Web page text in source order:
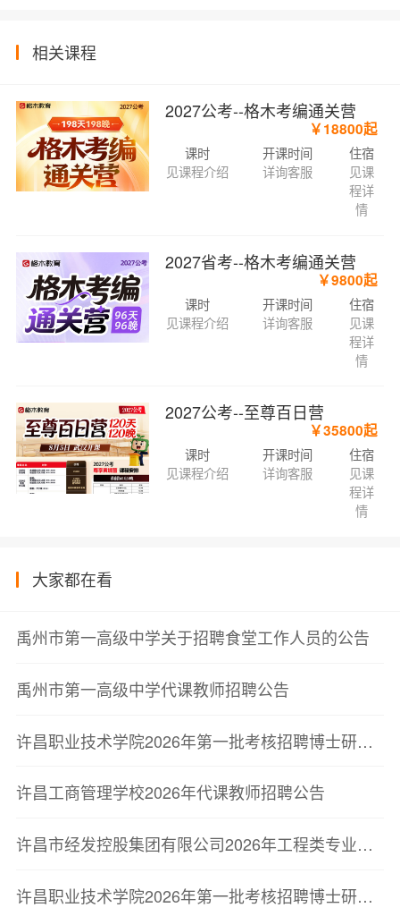
相关课程
2027公考--格木考编通关营
￥18800起
课时
见课程介绍
开课时间
详询客服
住宿
见课
程详
情
2027省考--格木考编通关营
￥9800起
课时
见课程介绍
开课时间
详询客服
住宿
见课
程详
情
2027公考--至尊百日营
￥35800起
课时
见课程介绍
开课时间
详询客服
住宿
见课
程详
情
大家都在看
禹州市第一高级中学关于招聘食堂工作人员的公告
禹州市第一高级中学代课教师招聘公告
许昌职业技术学院2026年第一批考核招聘博士研究生拟聘用人员名单公示
许昌工商管理学校2026年代课教师招聘公告
许昌市经发控股集团有限公司2026年工程类专业人员招聘总成绩及拟录用人员公示
许昌职业技术学院2026年第一批考核招聘博士研究生递补人员考察结果公告